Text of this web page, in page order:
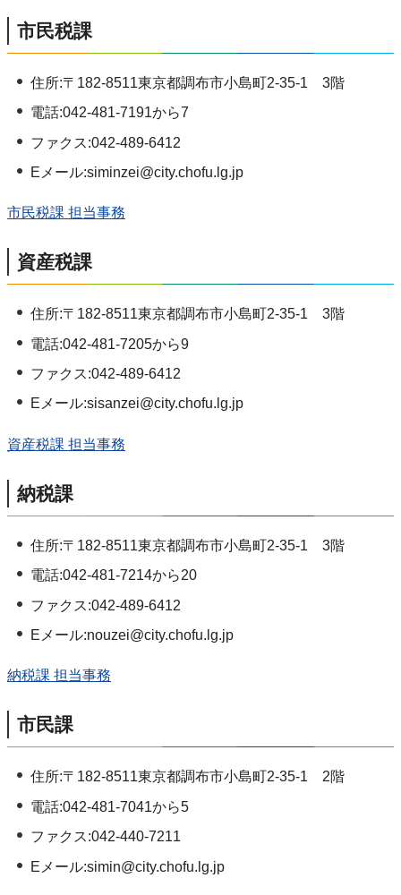
市民税課
住所:〒182-8511東京都調布市小島町2-35-1 3階
電話:042-481-7191から7
ファクス:042-489-6412
Eメール:siminzei@city.chofu.lg.jp
市民税課 担当事務
資産税課
住所:〒182-8511東京都調布市小島町2-35-1 3階
電話:042-481-7205から9
ファクス:042-489-6412
Eメール:sisanzei@city.chofu.lg.jp
資産税課 担当事務
納税課
住所:〒182-8511東京都調布市小島町2-35-1 3階
電話:042-481-7214から20
ファクス:042-489-6412
Eメール:nouzei@city.chofu.lg.jp
納税課 担当事務
市民課
住所:〒182-8511東京都調布市小島町2-35-1 2階
電話:042-481-7041から5
ファクス:042-440-7211
Eメール:simin@city.chofu.lg.jp